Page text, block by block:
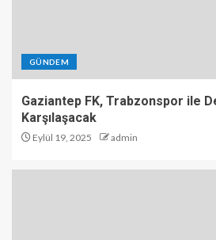
GÜNDEM
Gaziantep FK, Trabzonspor ile
Karşılaşacak
Eylül 19, 2025 admin